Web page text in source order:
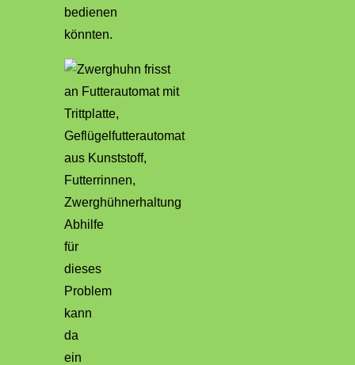
bedienen
könnten.
Abhilfe
für
dieses
Problem
kann
da
ein